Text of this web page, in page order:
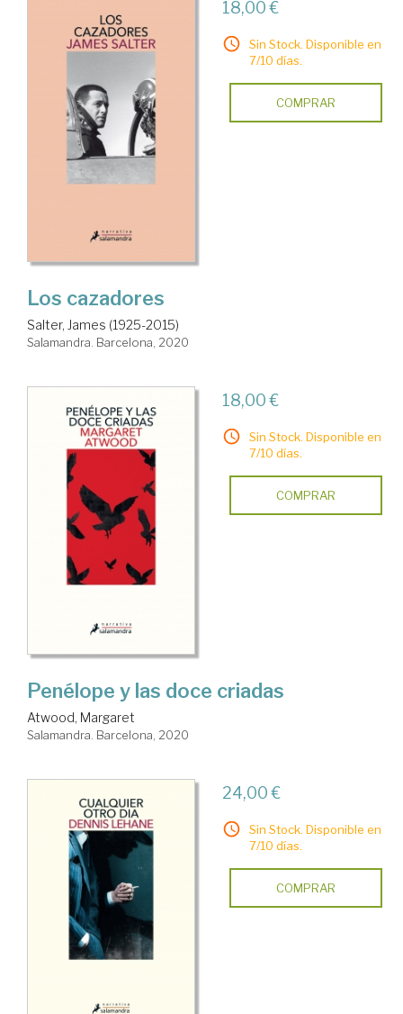
18,00 €
Sin Stock. Disponible en
7/10 días.
COMPRAR
Los cazadores
Salter, James (1925-2015)
Salamandra. Barcelona, 2020
18,00 €
Sin Stock. Disponible en
7/10 días.
COMPRAR
Penélope y las doce criadas
Atwood, Margaret
Salamandra. Barcelona, 2020
24,00 €
Sin Stock. Disponible en
7/10 días.
COMPRAR